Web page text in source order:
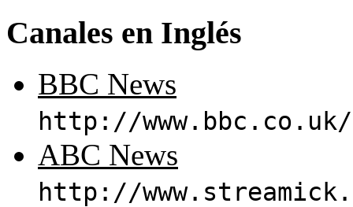
Canales en Inglés
BBC News
http://
ABC News
http://